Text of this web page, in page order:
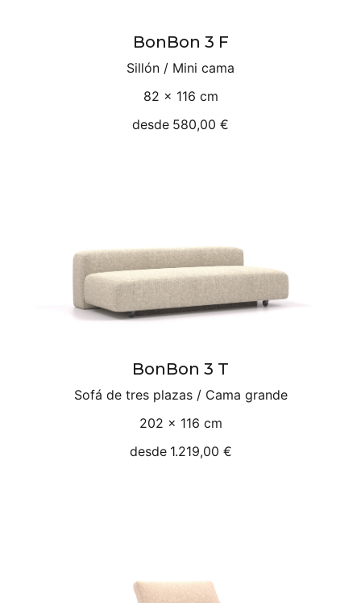
BonBon 3 F
Sillón / Mini cama
82 × 116 cm
desde 580,00 €
BonBon 3 T
Sofá de tres plazas / Cama grande
202 × 116 cm
desde 1.219,00 €